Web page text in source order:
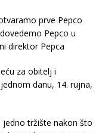
prve Pepco
Pepco u
direktor Pepca
za obitelj i
danu, 14. rujna,
tržište nakon što